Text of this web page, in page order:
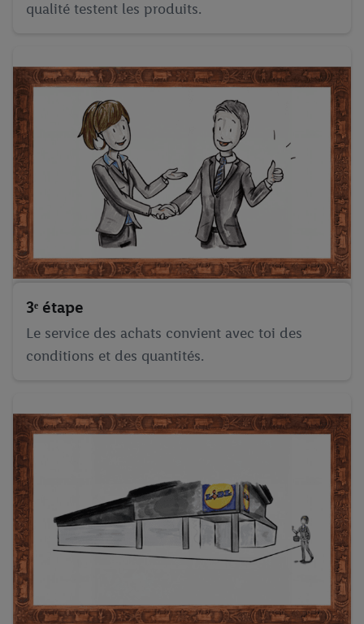
qualité testent les produits.
3ᵉ étape
Le service des achats convient avec toi des
conditions et des quantités.